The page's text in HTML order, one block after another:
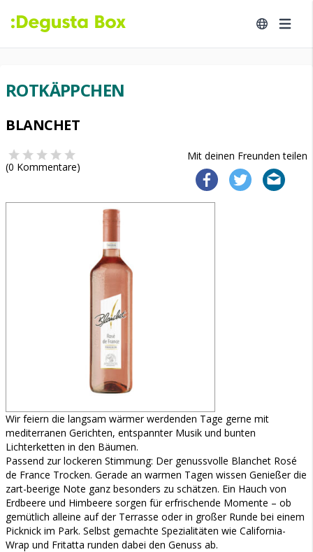
ROTKÄPPCHEN
BLANCHET
Mit deinen Freunden teilen
(0 Kommentare)
Wir feiern die langsam wärmer werdenden Tage gerne mit
mediterranen Gerichten, entspannter Musik und bunten
Lichterketten in den Bäumen.
Passend zur lockeren Stimmung: Der genussvolle Blanchet Rosé
de France Trocken. Gerade an warmen Tagen wissen Genießer die
zart-beerige Note ganz besonders zu schätzen. Ein Hauch von
Erdbeere und Himbeere sorgen für erfrischende Momente – ob
gemütlich alleine auf der Terrasse oder in großer Runde bei einem
Picknick im Park. Selbst gemachte Spezialitäten wie California-
Wrap und Fritatta runden dabei den Genuss ab.